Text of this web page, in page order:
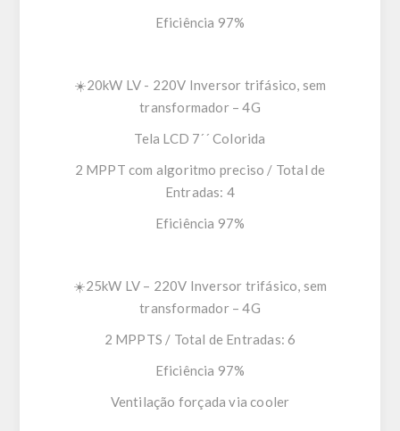
Eficiência 97%
☀️20kW LV - 220V Inversor trifásico, sem
transformador – 4G
Tela LCD 7´´ Colorida
2 MPPT com algoritmo preciso / Total de
Entradas: 4
Eficiência 97%
☀️25kW LV – 220V Inversor trifásico, sem
transformador – 4G
2 MPPTS / Total de Entradas: 6
Eficiência 97%
Ventilação forçada via cooler